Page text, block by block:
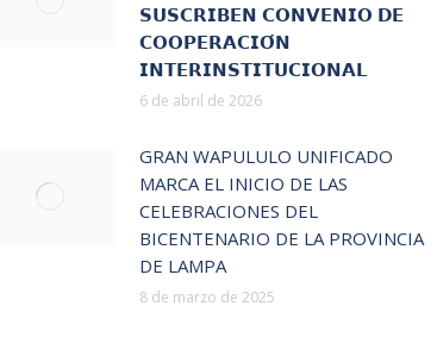
𝗦𝗨𝗦𝗖𝗥𝗜𝗕𝗘𝗡 𝗖𝗢𝗡𝗩𝗘𝗡𝗜𝗢 𝗗𝗘
𝗖𝗢𝗢𝗣𝗘𝗥𝗔𝗖𝗜𝗢́𝗡
𝗜𝗡𝗧𝗘𝗥𝗜𝗡𝗦𝗧𝗜𝗧𝗨𝗖𝗜𝗢𝗡𝗔𝗟
6 de abril de 2026
GRAN WAPULULO UNIFICADO
MARCA EL INICIO DE LAS
CELEBRACIONES DEL
BICENTENARIO DE LA PROVINCIA
DE LAMPA
8 de marzo de 2025